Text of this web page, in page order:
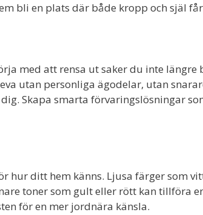
bli en plats där både kropp och själ
med att rensa ut saker du inte längre
utan personliga ägodelar, utan
Skapa smarta förvaringslösningar
hur ditt hem känns. Ljusa färger som
toner som gult eller rött kan tillföra
för en mer jordnära känsla.